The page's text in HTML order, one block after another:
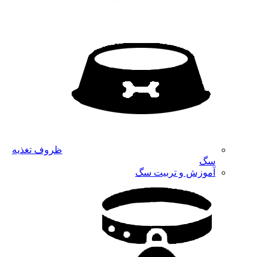
ظروف تغذیه
سگ
آموزش و تربیت سگ